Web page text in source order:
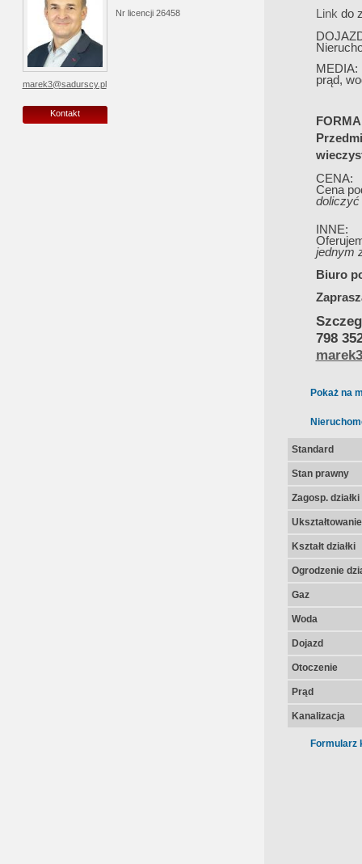
Nr licencji 26458
marek3@sadurscy.pl
Kontakt
Link do
MEDIA:
prąd,
CENA:
Cena
doliczyć
INNE:
jednym
Biuro
798
Pokaż na
Standard
Stan prawny
Zagosp. działki
Kształt działki
Ogrodzenie
Gaz
Woda
Dojazd
Otoczenie
Prąd
Kanalizacja
Formularz